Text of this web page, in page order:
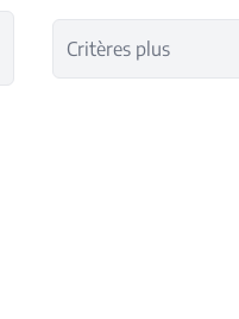
Critères plus